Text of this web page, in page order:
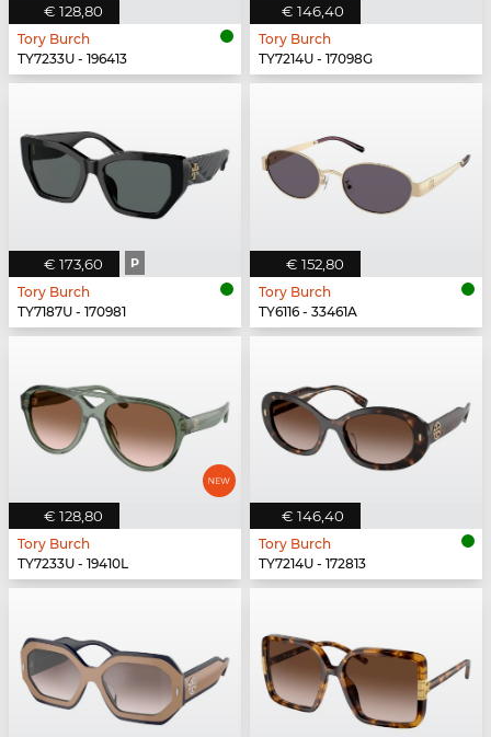
€ 128,80
Tory Burch
TY7233U - 196413
€ 146,40
Tory Burch
TY7214U - 17098G
€ 173,60 P
Tory Burch
TY7187U - 170981
€ 152,80
Tory Burch
TY6116 - 33461A
€ 128,80
Tory Burch
TY7233U - 19410L
€ 146,40
Tory Burch
TY7214U - 172813